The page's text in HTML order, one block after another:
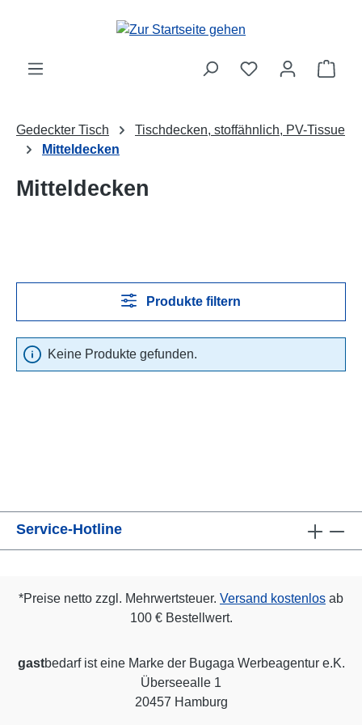
Zum Hauptinhalt springen
Gedeckter Tisch
Tischdecken, stoffähnlich, PV-Tissue
Mitteldecken
Mitteldecken
Produkte filtern
Keine Produkte gefunden.
Service-Hotline
*Preise netto zzgl. Mehrwertsteuer. Versand kostenlos ab
100 € Bestellwert.
gastbedarf ist eine Marke der Bugaga Werbeagentur e.K.
Überseealle 1
20457 Hamburg